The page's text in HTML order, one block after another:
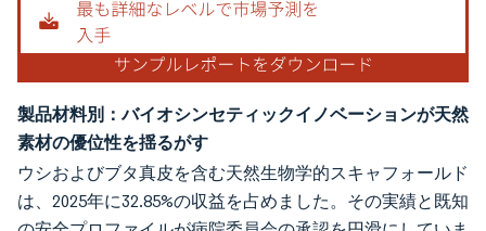
製品材料別：バイオシンセティックイノベーションが天然
素材の優位性を揺るがす
ウシおよびブタ真皮を含む天然生物学的スキャフォールド
は、2025年に32.85%の収益を占めました。その実績と既知